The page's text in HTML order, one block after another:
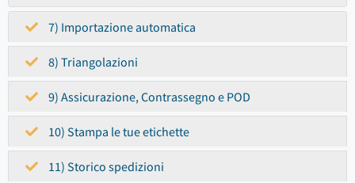
7) Importazione automatica
8) Triangolazioni
9) Assicurazione, Contrassegno e POD
10) Stampa le tue etichette
11) Storico spedizioni